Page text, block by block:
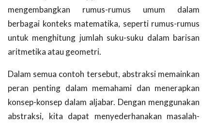
mengembangkan rumus-rumus umum dalam
berbagai konteks matematika, seperti rumus-rumus
untuk menghitung jumlah suku-suku dalam barisan
aritmetika atau geometri.
Dalam semua contoh tersebut, abstraksi memainkan
peran penting dalam memahami dan menerapkan
konsep-konsep dalam aljabar. Dengan menggunakan
abstraksi, kita dapat menyederhanakan masalah-